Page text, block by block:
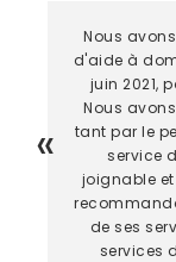
Nous
d'aide à
juin 2021,
Nous
tant par le
service
joignable
de ses
services